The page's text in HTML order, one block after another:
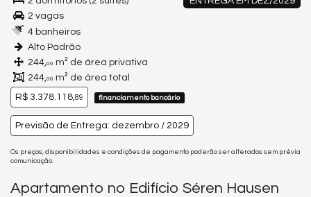
2 vagas
4 banheiros
Alto Padrão
244,00 m² de área privativa
244,00 m² de área total
R$ 3.378.118,89 financiamento bancário
Previsão de Entrega: dezembro / 2029
Os preços, disponibilidades e condições de pagamento poderão ser alterados sem prévia
comunicação.
Apartamento no Edifício Séren Hausen